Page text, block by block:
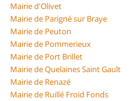
Mairie d'Olivet
Mairie de Parigné sur Braye
Mairie de Peuton
Mairie de Pommerieux
Mairie de Port Brillet
Mairie de Quelaines Saint Gault
Mairie de Renazé
Mairie de Ruillé Froid Fonds